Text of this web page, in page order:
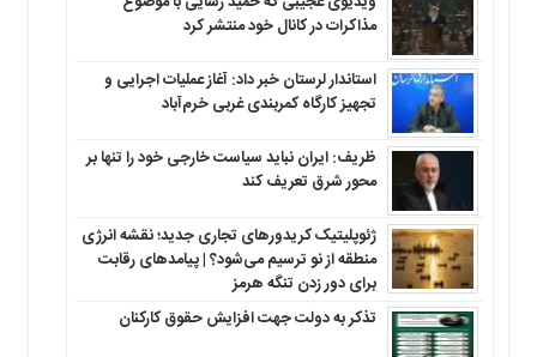
مذاکرات در کانال خود منتشر کرد
استاندار لرستان خبر داد: آغاز عملیات اجرایی و
تجهیز کارگاه کمربندی غربی خرم‌آباد
ظریف: ایران نباید سیاست خارجی خود را تنها بر
محور شرق تعریف کند
ژئوپلیتیک کریدورهای تجاری جدید؛ نقشه انرژی
منطقه‌ از نو ترسیم می‌شود؟ | پیامدهای رقابت
برای دور زدن تنگه هرمز
تذکر به دولت جهت افزایش حقوق کارکنان ‌